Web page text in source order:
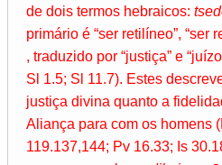
de dois termos hebraicos:
primário é “ser retilíneo”, “ser
, traduzido por “justiça” e
Sl 1.5; Sl 11.7). Estes
justiça divina quanto a
Aliança para com os homens
119.137,144; Pv 16.33; Is